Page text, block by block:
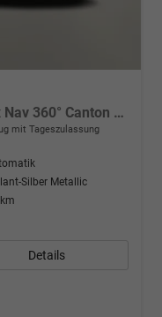
Sportline DSG 4x4 Sportl Matrix Nav 360° Canton ACC
mit Tageszulassung
Silber Metallic
Details